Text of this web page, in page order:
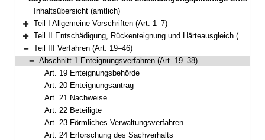
Bereich reduzieren
Inhaltsübersicht (amtlich)
Bereich erweitern
Teil I Allgemeine Vorschriften (Art. 1–7)
Bereich erweitern
Teil II Entschädigung, Rückenteignung und Härteausgleich (Art. 8–18)
Bereich reduzieren
Teil III Verfahren (Art. 19–46)
Bereich reduzieren
Abschnitt 1 Enteignungsverfahren (Art. 19–38)
Art. 19 Enteignungsbehörde
Art. 20 Enteignungsantrag
Art. 21 Nachweise
Art. 22 Beteiligte
Art. 23 Förmliches Verwaltungsverfahren
Art. 24 Erforschung des Sachverhalts